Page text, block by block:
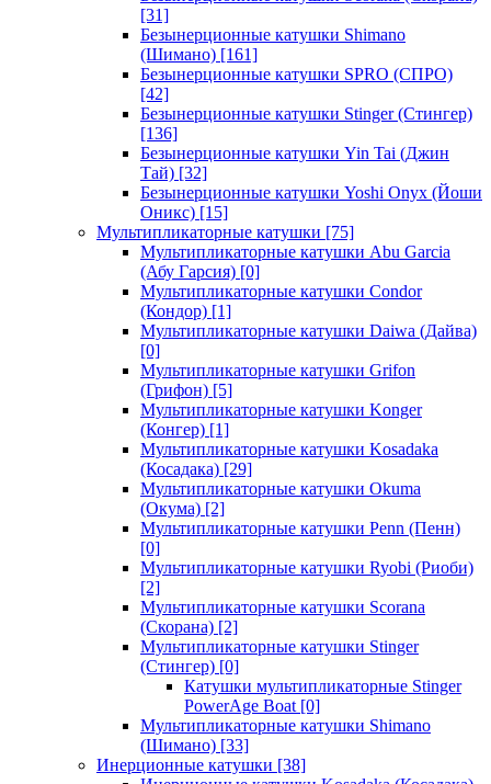
[31]
Безынерционные катушки Shimano
(Шимано) [161]
Безынерционные катушки SPRO (СПРО)
[42]
Безынерционные катушки Stinger (Стингер)
[136]
Безынерционные катушки Yin Tai (Джин
Тай) [32]
Безынерционные катушки Yoshi Onyx (Йоши
Оникс) [15]
Мультипликаторные катушки [75]
Мультипликаторные катушки Abu Garcia
(Абу Гарсия) [0]
Мультипликаторные катушки Condor
(Кондор) [1]
Мультипликаторные катушки Daiwa (Дайва)
[0]
Мультипликаторные катушки Grifon
(Грифон) [5]
Мультипликаторные катушки Konger
(Конгер) [1]
Мультипликаторные катушки Kosadaka
(Косадака) [29]
Мультипликаторные катушки Okuma
(Окума) [2]
Мультипликаторные катушки Penn (Пенн)
[0]
Мультипликаторные катушки Ryobi (Риоби)
[2]
Мультипликаторные катушки Scorana
(Скорана) [2]
Мультипликаторные катушки Stinger
(Стингер) [0]
Катушки мультипликаторные Stinger
PowerAge Boat [0]
Мультипликаторные катушки Shimano
(Шимано) [33]
Инерционные катушки [38]